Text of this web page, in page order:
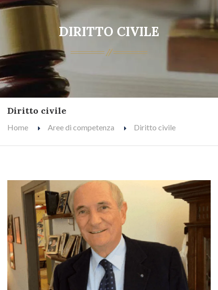
DIRITTO CIVILE
Diritto civile
Home Aree di competenza Diritto civile